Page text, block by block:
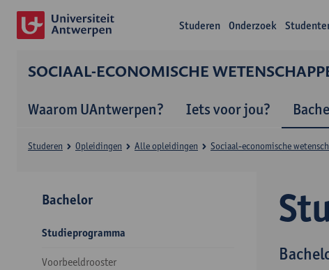
Studeren Onderzoek
SOCIAAL-ECONOMISCHE
Waarom UAntwerpen? Iets voor jou?
Studeren Opleidingen Alle opleidingen Sociaal-economische
Bachelor
Studieprogramma
Voorbeeldrooster